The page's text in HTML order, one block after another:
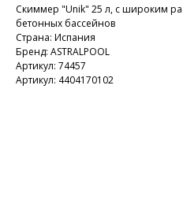
Скиммер "Unik" 25 л, с широким
бетонных бассейнов
Страна: Испания
Бренд: ASTRALPOOL
Артикул: 74457
Артикул: 4404170102